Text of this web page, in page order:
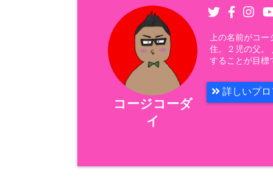
コージコーダ
イ
上の名前がコ
住。２児の父。
することが目標
詳しいプ